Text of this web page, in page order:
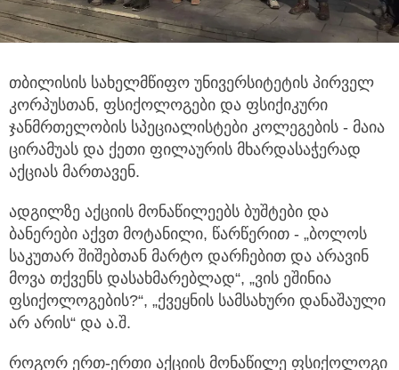
თბილისის სახელმწიფო უნივერსიტეტის პირველ
კორპუსთან, ფსიქოლოგები და ფსიქიკური
ჯანმრთელობის სპეციალისტები კოლეგების - მაია
ცირამუას და ქეთი ფილაურის მხარდასაჭერად
აქციას მართავენ.
ადგილზე აქციის მონაწილეებს ბუშტები და
ბანერები აქვთ მოტანილი, წარწერით - „ბოლოს
საკუთარ შიშებთან მარტო დარჩებით და არავინ
მოვა თქვენს დასახმარებლად“, „ვის ეშინია
ფსიქოლოგების?“, „ქვეყნის სამსახური დანაშაული
არ არის“ და ა.შ.
როგორ ერთ-ერთი აქციის მონაწილე ფსიქოლოგი